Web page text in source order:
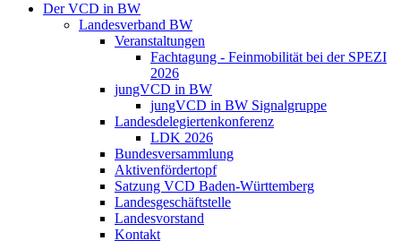
Der VCD in BW
Landesverband BW
Veranstaltungen
Fachtagung - Feinmobilität bei der SPEZI
2026
jungVCD in BW
jungVCD in BW Signalgruppe
Landesdelegiertenkonferenz
LDK 2026
Bundesversammlung
Aktivenfördertopf
Satzung VCD Baden-Württemberg
Landesgeschäftstelle
Landesvorstand
Kontakt